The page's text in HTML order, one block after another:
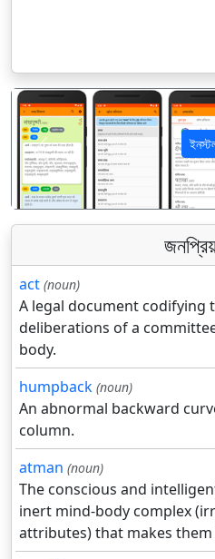
पिछला
act (noun)
A legal document codifying
deliberations of a
body.
humpback (noun)
An abnormal backward
column.
atman (noun)
The conscious and
inert mind-body complex
attributes) that makes